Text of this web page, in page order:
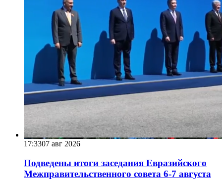
17:3307 авг 2026
Подведены итоги заседания Евразийского
Межправительственного совета 6-7 августа